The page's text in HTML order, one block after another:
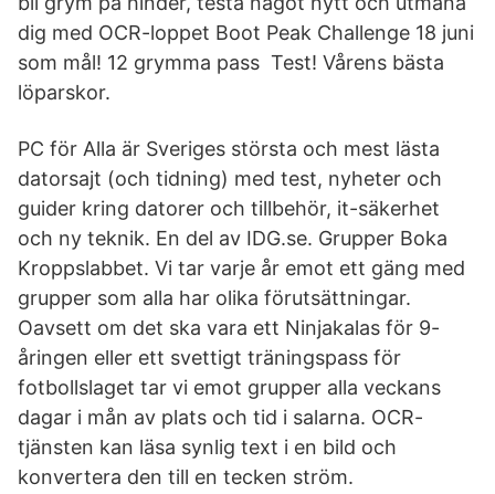
dig med OCR-loppet Boot Peak Challenge 18 juni
som mål! 12 grymma pass Test! Vårens bästa
löparskor.
PC för Alla är Sveriges största och mest lästa
datorsajt (och tidning) med test, nyheter och
guider kring datorer och tillbehör, it-säkerhet
och ny teknik. En del av IDG.se. Grupper Boka
Kroppslabbet. Vi tar varje år emot ett gäng med
grupper som alla har olika förutsättningar.
Oavsett om det ska vara ett Ninjakalas för 9-
åringen eller ett svettigt träningspass för
fotbollslaget tar vi emot grupper alla veckans
dagar i mån av plats och tid i salarna. OCR-
tjänsten kan läsa synlig text i en bild och
konvertera den till en tecken ström.